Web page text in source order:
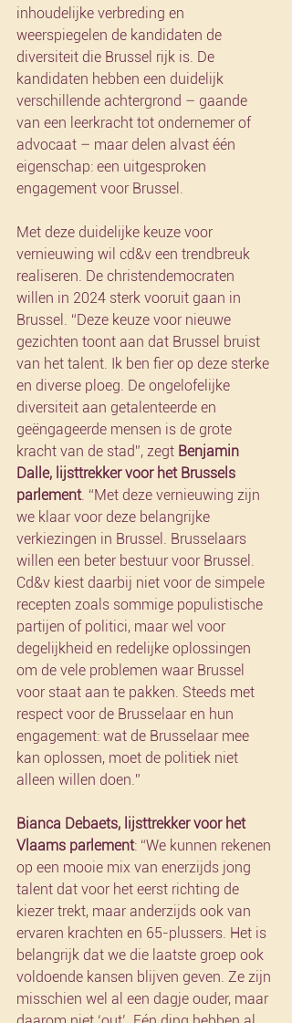
inhoudelijke verbreding en
weerspiegelen de kandidaten de
diversiteit die Brussel rijk is. De
kandidaten hebben een duidelijk
verschillende achtergrond – gaande
van een leerkracht tot ondernemer of
advocaat – maar delen alvast één
eigenschap: een uitgesproken
engagement voor Brussel.
Met deze duidelijke keuze voor
vernieuwing wil cd&v een trendbreuk
realiseren. De christendemocraten
willen in 2024 sterk vooruit gaan in
Brussel. “Deze keuze voor nieuwe
gezichten toont aan dat Brussel bruist
van het talent. Ik ben fier op deze sterke
en diverse ploeg. De ongelofelijke
diversiteit aan getalenteerde en
geëngageerde mensen is de grote
kracht van de stad”, zegt Benjamin
Dalle, lijsttrekker voor het Brussels
parlement. “Met deze vernieuwing zijn
we klaar voor deze belangrijke
verkiezingen in Brussel. Brusselaars
willen een beter bestuur voor Brussel.
Cd&v kiest daarbij niet voor de simpele
recepten zoals sommige populistische
partijen of politici, maar wel voor
degelijkheid en redelijke oplossingen
om de vele problemen waar Brussel
voor staat aan te pakken. Steeds met
respect voor de Brusselaar en hun
engagement: wat de Brusselaar mee
kan oplossen, moet de politiek niet
alleen willen doen.”
Bianca Debaets, lijsttrekker voor het
Vlaams parlement: “We kunnen rekenen
op een mooie mix van enerzijds jong
talent dat voor het eerst richting de
kiezer trekt, maar anderzijds ook van
ervaren krachten en 65-plussers. Het is
belangrijk dat we die laatste groep ook
voldoende kansen blijven geven. Ze zijn
misschien wel al een dagje ouder, maar